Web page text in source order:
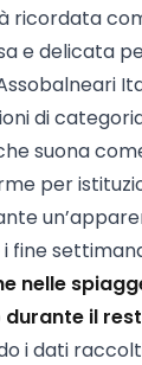
ricordata
e delicata
di
suona
per
fine
nelle
il
i dati